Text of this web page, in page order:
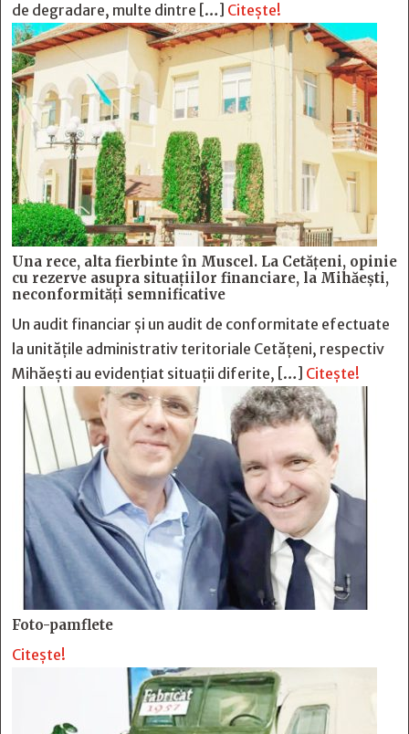
de degradare, multe dintre […] Citește!
Una rece, alta fierbinte în Muscel. La Cetăţeni, opinie
cu rezerve asupra situaţiilor financiare, la Mihăeşti,
neconformităţi semnificative
Un audit financiar și un audit de conformitate efectuate
la unitățile administrativ teritoriale Cetățeni, respectiv
Mihăești au evidențiat situații diferite, […] Citește!
Foto-pamflete
Citește!